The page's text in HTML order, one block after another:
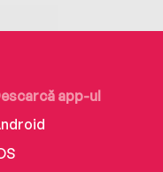
app-ul